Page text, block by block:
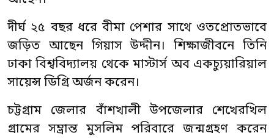
দীর্ঘ ২৫ বছর ধরে বীমা পেশার সাথে ওতপ্রোতভাবে
জড়িত আছেন গিয়াস উদ্দীন। শিক্ষাজীবনে তিনি
ঢাকা বিশ্ববিদ্যালয় থেকে মাস্টার্স অব একচ্যুয়ারিয়াল
সায়েন্স ডিগ্রি অর্জন করেন।
চট্টগ্রাম জেলার বাঁশখালী উপজেলার শেখেরখিল
গ্রামের সম্ভ্রান্ত মুসলিম পরিবারে জন্মগ্রহণ করেন